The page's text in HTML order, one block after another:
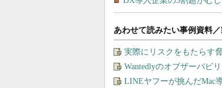
あわせて読みたい事例資料
実際にリスクをもたらす
Wantedlyのオブザーバビ
LINEヤフーが挑んだMac